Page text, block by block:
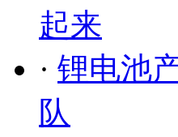
起来
· 锂电池
队